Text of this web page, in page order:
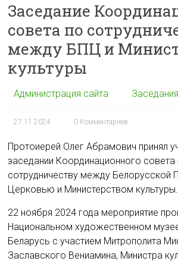
Заседание
совета по
между БПЦ и
культуры
Администрация сайта Заседания
27.11.2024 0 Комментариев
Протоиерей Олег Абрамович принял
заседании Координационного совета
сотрудничеству между Белорусской
Церковью и Министерством культуры.
22 ноября 2024 года мероприятие
Национальном художественном
Беларусь с участием Митрополита
Заславского Вениамина, Министра